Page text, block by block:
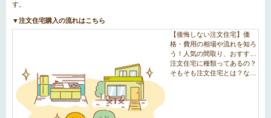
す。
▼注文住宅購入の流れはこちら